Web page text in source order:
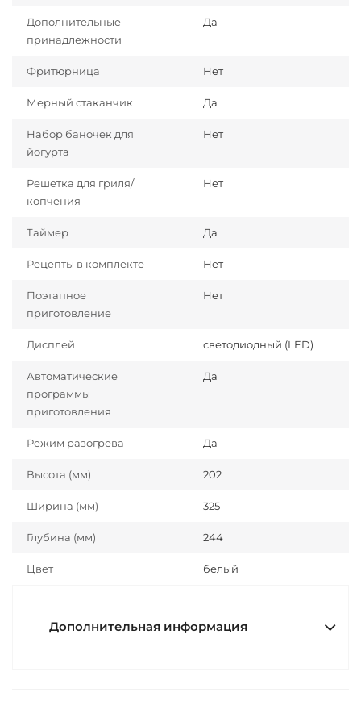
Дополнительные
принадлежности
Да
Фритюрница Нет
Мерный стаканчик Да
Набор баночек для
йогурта
Нет
Решетка для гриля/
копчения
Нет
Таймер Да
Рецепты в комплекте Нет
Поэтапное
приготовление
Нет
Дисплей светодиодный (LED)
Автоматические
программы
приготовления
Да
Режим разогрева Да
Высота (мм) 202
Ширина (мм) 325
Глубина (мм) 244
Цвет белый
Дополнительная информация